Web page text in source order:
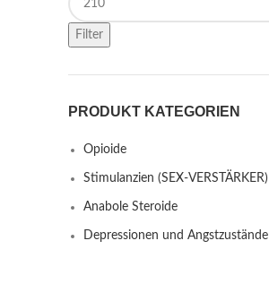
Filter
PRODUKT KATEGORIEN
Opioide
Stimulanzien (SEX-VERSTÄRKER)
Anabole Steroide
Depressionen und Angstzustände